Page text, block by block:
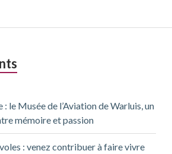
: le Musée de l’Aviation de Warluis, un
mémoire et passion
: venez contribuer à faire vivre